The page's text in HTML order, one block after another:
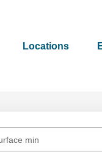
Locations
min